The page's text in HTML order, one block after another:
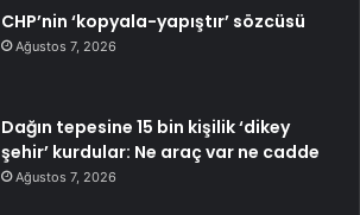
CHP’nin ‘kopyala-yapıştır’ sözcüsü
Ağustos 7, 2026
Dağın tepesine 15 bin kişilik ‘dikey
şehir’ kurdular: Ne araç var ne cadde
Ağustos 7, 2026